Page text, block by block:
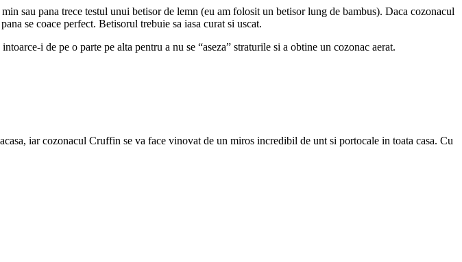
sau pana trece testul unui betisor de lemn (eu am folosit un betisor lung de bambus). Daca cozonacul
se coace perfect. Betisorul trebuie sa iasa curat si uscat.
i de pe o parte pe alta pentru a nu se “aseza” straturile si a obtine un cozonac aerat.
iar cozonacul Cruffin se va face vinovat de un miros incredibil de unt si portocale in toata casa. Cu